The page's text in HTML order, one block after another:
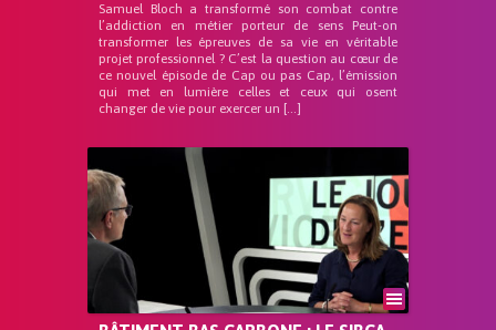
Samuel Bloch a transformé son combat contre
l’addiction en métier porteur de sens Peut-on
transformer les épreuves de sa vie en véritable
projet professionnel ? C’est la question au cœur de
ce nouvel épisode de Cap ou pas Cap, l’émission
qui met en lumière celles et ceux qui osent
changer de vie pour exercer un […]